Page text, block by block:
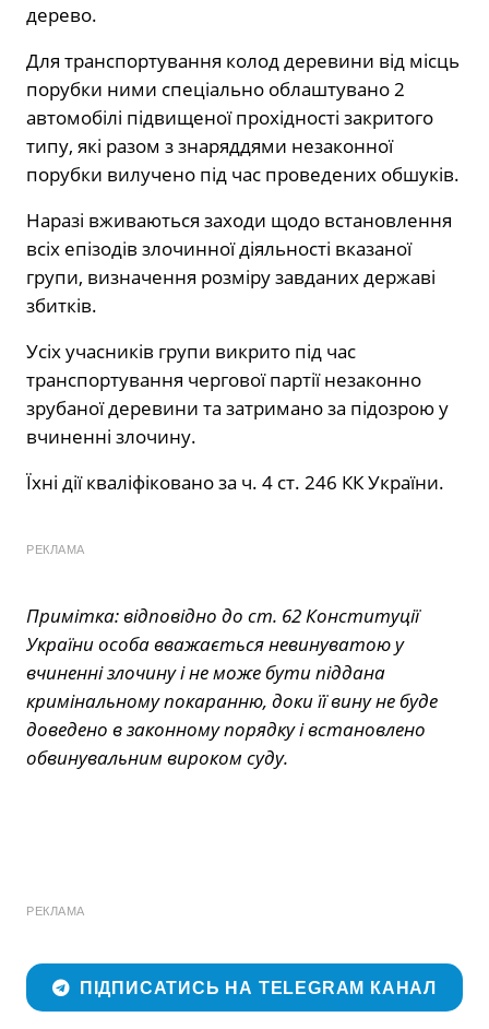
дерево.
Для транспортування колод деревини від місць
порубки ними спеціально облаштувано 2
автомобілі підвищеної прохідності закритого
типу, які разом з знаряддями незаконної
порубки вилучено під час проведених обшуків.
Наразі вживаються заходи щодо встановлення
всіх епізодів злочинної діяльності вказаної
групи, визначення розміру завданих державі
збитків.
Усіх учасників групи викрито під час
транспортування чергової партії незаконно
зрубаної деревини та затримано за підозрою у
вчиненні злочину.
Їхні дії кваліфіковано за ч. 4 ст. 246 КК України.
РЕКЛАМА
Примітка: відповідно до ст. 62 Конституції
України особа вважається невинуватою у
вчиненні злочину і не може бути піддана
кримінальному покаранню, доки її вину не буде
доведено в законному порядку і встановлено
обвинувальним вироком суду.
РЕКЛАМА
ПІДПИСАТИСЬ НА TELEGRAM КАНАЛ